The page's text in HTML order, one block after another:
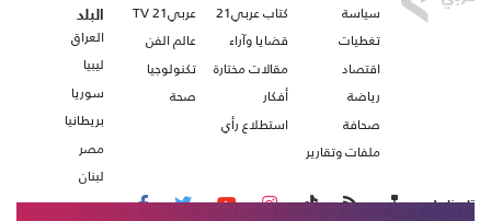
سياسة
تغطيات
اقتصاد
رياضة
صحافة
ملفات وتقارير
كتاب عربي21
قضايا وآراء
مقالات مختارة
أفكار
استطلاع رأي
عربي21 TV
عالم الفن
تكنولوجيا
صحة
البلد
العراق
ليبيا
سوريا
بريطانيا
مصر
لبنان
تابعنا على